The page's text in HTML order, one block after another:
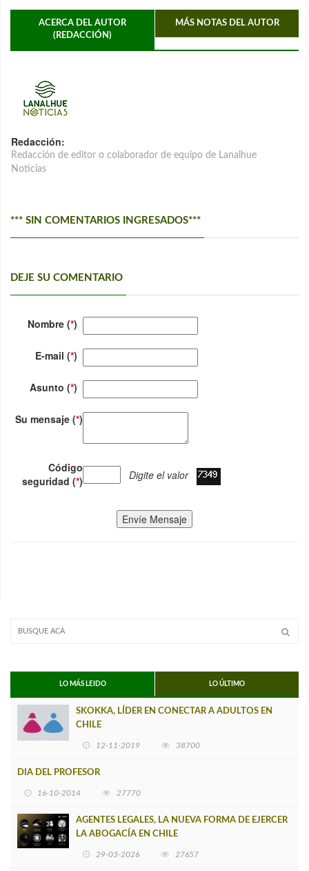
ACERCA DEL AUTOR
(REDACCIÓN)
MÁS NOTAS DEL AUTOR
Redacción:
Redacción de editor o colaborador de equipo de Lanalhue
Noticias
*** SIN COMENTARIOS INGRESADOS***
DEJE SU COMENTARIO
Nombre (*)
E-mail (*)
Asunto (*)
Su mensaje (*)
Código
seguridad (*) Digite el valor
Envíe Mensaje
LO MÁS LEIDO LO ÚLTIMO
SKOKKA, LÍDER EN CONECTAR A ADULTOS EN
CHILE
12-11-2019 38700
DIA DEL PROFESOR
16-10-2014 27770
AGENTES LEGALES, LA NUEVA FORMA DE EJERCER
LA ABOGACÍA EN CHILE
29-03-2026 27657